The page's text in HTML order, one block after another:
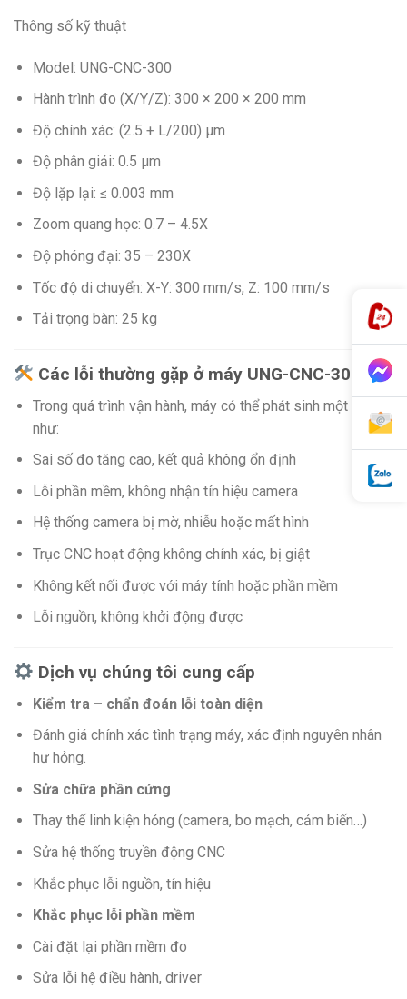
Thông số kỹ thuật
Model: UNG-CNC-300
Hành trình đo (X/Y/Z): 300 × 200 × 200 mm
Độ chính xác: (2.5 + L/200) µm
Độ phân giải: 0.5 µm
Độ lặp lại: ≤ 0.003 mm
Zoom quang học: 0.7 – 4.5X
Độ phóng đại: 35 – 230X
Tốc độ di chuyển: X-Y: 300 mm/s, Z: 100 mm/s
Tải trọng bàn: 25 kg
Các lỗi thường gặp ở máy UNG-CNC-300
Trong quá trình vận hành, máy có thể phát sinh một số lỗi
như:
Sai số đo tăng cao, kết quả không ổn định
Lỗi phần mềm, không nhận tín hiệu camera
Hệ thống camera bị mờ, nhiễu hoặc mất hình
Trục CNC hoạt động không chính xác, bị giật
Không kết nối được với máy tính hoặc phần mềm
Lỗi nguồn, không khởi động được
Dịch vụ chúng tôi cung cấp
Kiểm tra – chẩn đoán lỗi toàn diện
Đánh giá chính xác tình trạng máy, xác định nguyên nhân
hư hỏng.
Sửa chữa phần cứng
Thay thế linh kiện hỏng (camera, bo mạch, cảm biến…)
Sửa hệ thống truyền động CNC
Khắc phục lỗi nguồn, tín hiệu
Khắc phục lỗi phần mềm
Cài đặt lại phần mềm đo
Sửa lỗi hệ điều hành, driver